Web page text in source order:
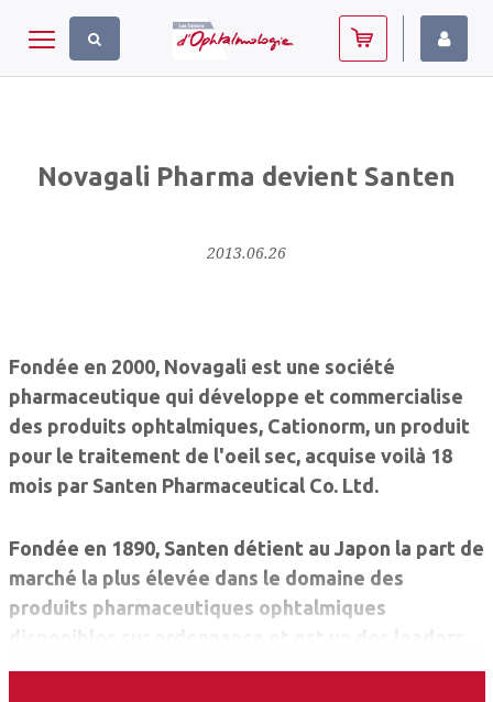
Toggle navigation
Novagali Pharma devient Santen
2013.06.26
Fondée en 2000, Novagali est une société
pharmaceutique qui développe et commercialise
des produits ophtalmiques, Cationorm, un produit
pour le traitement de l'oeil sec, acquise voilà 18
mois par Santen Pharmaceutical Co. Ltd.
Fondée en 1890, Santen détient au Japon la part de
marché la plus élevée dans le domaine des
produits pharmaceutiques ophtalmiques
mondiaux dans le domaine de l’ophtalmologie, avec
Panneau de gestion des cookies